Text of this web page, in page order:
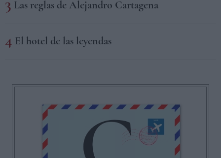
Las reglas de Alejandro Cartagena
El hotel de las leyendas